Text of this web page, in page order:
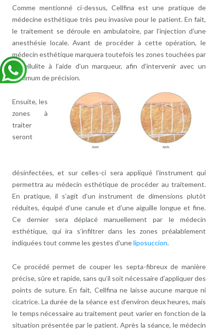
Comme mentionné ci-dessus, Cellfina est une pratique de
médecine esthétique très peu invasive pour le patient. En fait,
le traitement se déroule en ambulatoire, par l’injection d’une
anesthésie locale. Avant de procéder à cette opération, le
médecin esthétique marquera toutefois les zones touchées par
la cellulite à l’aide d’un marqueur, afin d’intervenir avec un
maximum de précision.
Ensuite, les
zones à
traiter
seront
désinfectées, et sur celles-ci sera appliqué l’instrument qui
permettra au médecin esthétique de procéder au traitement.
En pratique, il s’agit d’un instrument de dimensions plutôt
réduites, équipé d’une canule et d’une aiguille longue et fine.
Ce dernier sera déplacé manuellement par le médecin
esthétique, qui ira s’infiltrer dans les zones préalablement
indiquées tout comme les gestes d’uneliposuccion.
Ce procédé permet de couper les septa-fibreux de manière
précise, sûre et rapide, sans qu’il soit nécessaire d’appliquer des
points de suture. En fait, Cellfina ne laisse aucune marque ni
cicatrice. La durée de la séance est d’environ deux heures, mais
le temps nécessaire au traitement peut varier en fonction de la
situation présentée par le patient. Après la séance, le médecin